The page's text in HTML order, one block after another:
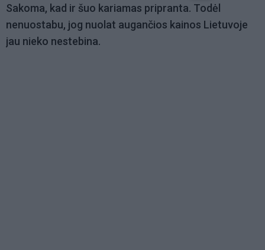
Sakoma, kad ir šuo kariamas pripranta. Todėl
nenuostabu, jog nuolat augančios kainos Lietuvoje
jau nieko nestebina.